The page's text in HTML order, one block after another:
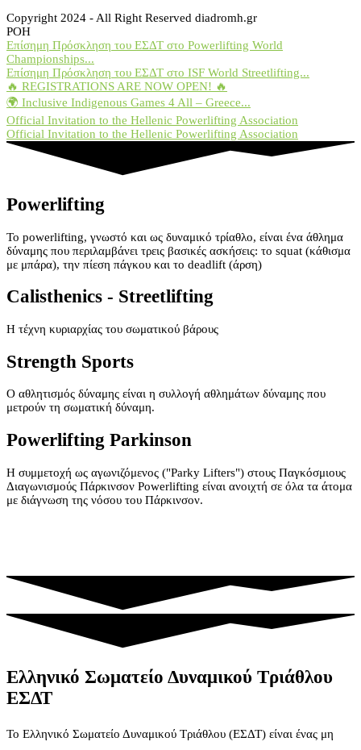
Copyright 2024 - All Right Reserved diadromh.gr
ΡΟΗ
Επίσημη Πρόσκληση του ΕΣΔΤ στο Powerlifting World
Championships...
Επίσημη Πρόσκληση του ΕΣΔΤ στο ISF World Streetlifting...
🔥 REGISTRATIONS ARE NOW OPEN! 🔥
🌍 Inclusive Indigenous Games 4 All – Greece...
Official Invitation to the Hellenic Powerlifting Association
Official Invitation to the Hellenic Powerlifting Association
Powerlifting
Το powerlifting, γνωστό και ως δυναμικό τρίαθλο, είναι ένα άθλημα
δύναμης που περιλαμβάνει τρεις βασικές ασκήσεις: το squat (κάθισμα
με μπάρα), την πίεση πάγκου και το deadlift (άρση)
Calisthenics - Streetlifting
Η τέχνη κυριαρχίας του σωματικού βάρους
Strength Sports
Ο αθλητισμός δύναμης είναι η συλλογή αθλημάτων δύναμης που
μετρούν τη σωματική δύναμη.
Powerlifting Parkinson
Η συμμετοχή ως αγωνιζόμενος ("Parky Lifters") στους Παγκόσμιους
Διαγωνισμούς Πάρκινσον Powerlifting είναι ανοιχτή σε όλα τα άτομα
με διάγνωση της νόσου του Πάρκινσον.
Ελληνικό Σωματείο Δυναμικού Τριάθλου
ΕΣΔΤ
Το Ελληνικό Σωματείο Δυναμικού Τριάθλου (ΕΣΔΤ) είναι ένας μη